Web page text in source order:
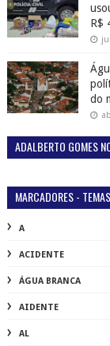
R$
do
ADALBERTO GOMES
MARCADORES -
A
ACIDENTE
ÁGUA BRANCA
AIDENTE
AL